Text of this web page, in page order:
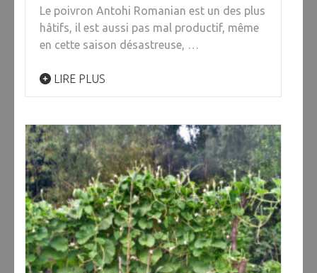
Le poivron Antohi Romanian est un des plus
hâtifs, il est aussi pas mal productif, même
en cette saison désastreuse, …
LIRE PLUS